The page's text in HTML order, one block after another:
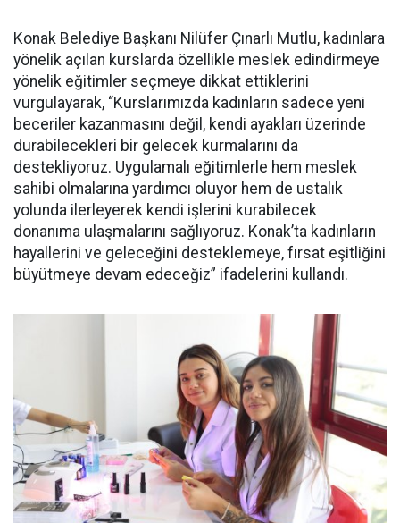
Konak Belediye Başkanı Nilüfer Çınarlı Mutlu, kadınlara
yönelik açılan kurslarda özellikle meslek edindirmeye
yönelik eğitimler seçmeye dikkat ettiklerini
vurgulayarak, “Kurslarımızda kadınların sadece yeni
beceriler kazanmasını değil, kendi ayakları üzerinde
durabilecekleri bir gelecek kurmalarını da
destekliyoruz. Uygulamalı eğitimlerle hem meslek
sahibi olmalarına yardımcı oluyor hem de ustalık
yolunda ilerleyerek kendi işlerini kurabilecek
donanıma ulaşmalarını sağlıyoruz. Konak’ta kadınların
hayallerini ve geleceğini desteklemeye, fırsat eşitliğini
büyütmeye devam edeceğiz” ifadelerini kullandı.